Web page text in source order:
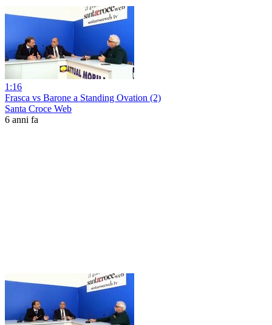
1:16
Frasca vs Barone a Standing Ovation (2)
Santa Croce Web
6 anni fa